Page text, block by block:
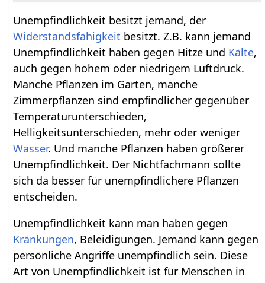
Unempfindlichkeit besitzt jemand, der
Widerstandsfähigkeit besitzt. Z.B. kann jemand
Unempfindlichkeit haben gegen Hitze und Kälte,
auch gegen hohem oder niedrigem Luftdruck.
Manche Pflanzen im Garten, manche
Zimmerpflanzen sind empfindlicher gegenüber
Temperaturunterschieden,
Helligkeitsunterschieden, mehr oder weniger
Wasser. Und manche Pflanzen haben größerer
Unempfindlichkeit. Der Nichtfachmann sollte
sich da besser für unempfindlichere Pflanzen
entscheiden.
Unempfindlichkeit kann man haben gegen
Kränkungen, Beleidigungen. Jemand kann gegen
persönliche Angriffe unempfindlich sein. Diese
Art von Unempfindlichkeit ist für Menschen in